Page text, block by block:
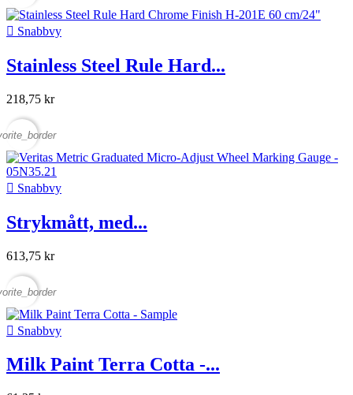
 Snabbvy
Stainless Steel Rule Hard...
218,75 kr
 Snabbvy
Strykmått, med...
613,75 kr
 Snabbvy
Milk Paint Terra Cotta -...